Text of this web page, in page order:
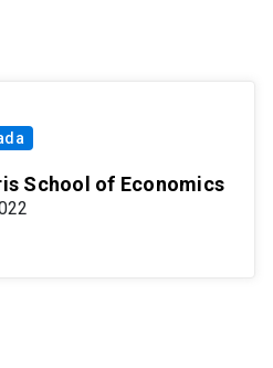
School of Economics